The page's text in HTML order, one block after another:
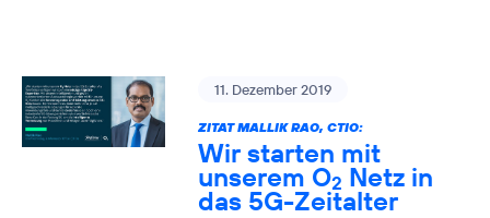
11. Dezember 2019
ZITAT MALLIK RAO, CTIO:
Wir starten mit
unserem O2 Netz in
das 5G-Zeitalter